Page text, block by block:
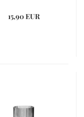
15,90 EUR